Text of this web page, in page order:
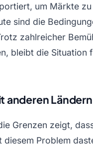
um Märkte
sind die
zahlreicher
bleibt die Situation
anderen Ländern
Grenzen zeigt,
diesem Problem